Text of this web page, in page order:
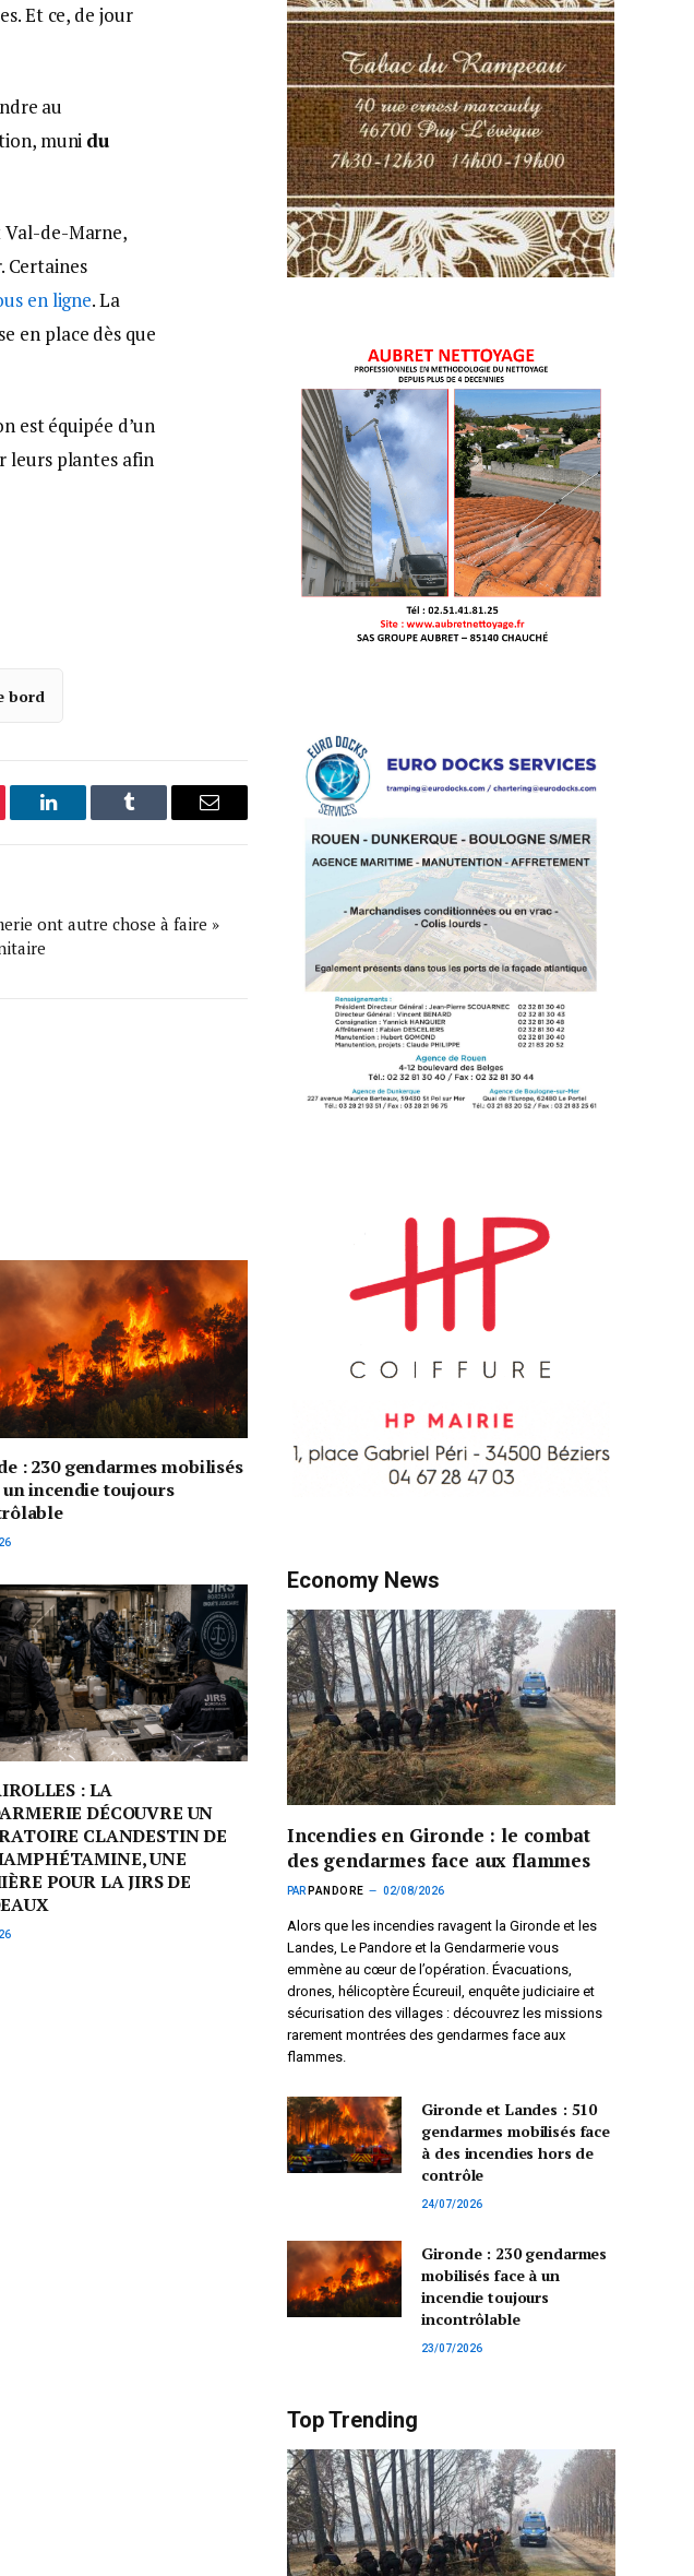
Et ce, de jour
au
muni du
Val-de-Marne,
Certaines
en ligne. La
en place dès que
est équipée d’un
leurs plantes afin
bord
LinkedIn Tumblr Courriel
ont autre chose à faire »
: 230 gendarmes mobilisés
un incendie toujours
: LA
DÉCOUVRE UN
CLANDESTIN DE
UNE
POUR LA JIRS DE
Economy News
Incendies en Gironde : le combat
des gendarmes face aux flammes
PAR PANDORE 02/08/2026
Alors que les incendies ravagent la Gironde et les
Landes, Le Pandore et la Gendarmerie vous
emmène au cœur de l’opération. Évacuations,
drones, hélicoptère Écureuil, enquête judiciaire et
sécurisation des villages : découvrez les missions
rarement montrées des gendarmes face aux
flammes.
Gironde et Landes : 510
gendarmes mobilisés face
à des incendies hors de
contrôle
24/07/2026
Gironde : 230 gendarmes
mobilisés face à un
incendie toujours
incontrôlable
23/07/2026
Top Trending